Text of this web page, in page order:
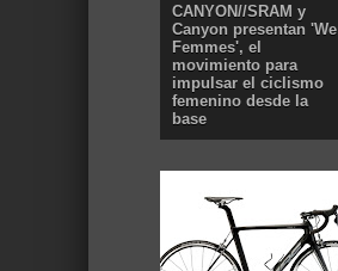
CANYON//SRAM y
Canyon presentan 'We
Femmes', el
movimiento para
impulsar el ciclismo
femenino desde la
base